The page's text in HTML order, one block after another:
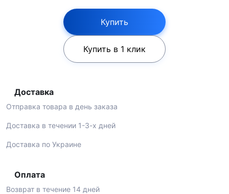
Купить
Купить в 1 клик
Доставка
Отправка товара в день заказа
Доставка в течении 1-3-х дней
Доставка по Украине
Оплата
Возврат в течение 14 дней